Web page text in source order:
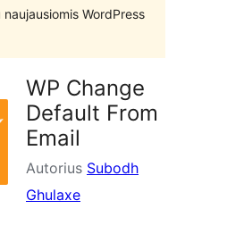
WordPress
WP Change
Default From
Email
Autorius Subodh
Ghulaxe